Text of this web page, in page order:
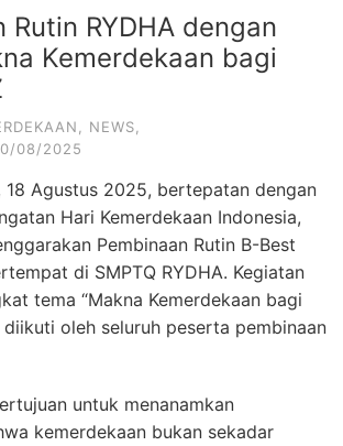
Rutin RYDHA dengan
Kemerdekaan bagi
NEWS
08/2025
18 Agustus 2025, bertepatan dengan
Hari Kemerdekaan Indonesia,
Pembinaan Rutin B-Best
di SMPTQ RYDHA. Kegiatan
tema “Makna Kemerdekaan bagi
diikuti oleh seluruh peserta pembinaan
untuk menanamkan
kemerdekaan bukan sekadar